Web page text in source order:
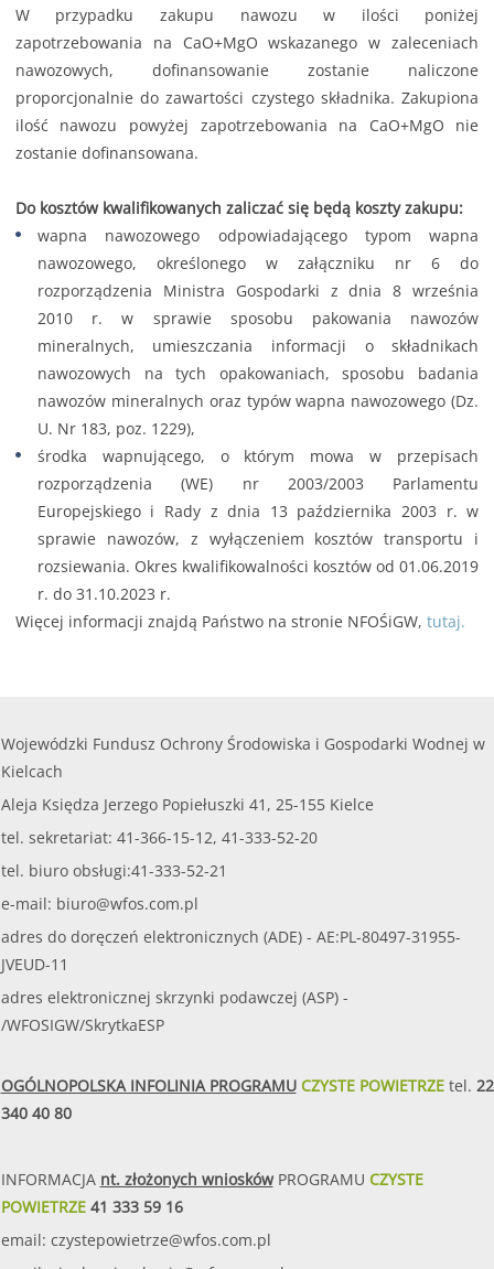
W przypadku zakupu nawozu w ilości poniżej
zapotrzebowania na CaO+MgO wskazanego w zaleceniach
nawozowych, dofinansowanie zostanie naliczone
proporcjonalnie do zawartości czystego składnika. Zakupiona
ilość nawozu powyżej zapotrzebowania na CaO+MgO nie
zostanie dofinansowana.
Do kosztów kwalifikowanych zaliczać się będą koszty zakupu:
wapna nawozowego odpowiadającego typom wapna
nawozowego, określonego w załączniku nr 6 do
rozporządzenia Ministra Gospodarki z dnia 8 września
2010 r. w sprawie sposobu pakowania nawozów
mineralnych, umieszczania informacji o składnikach
nawozowych na tych opakowaniach, sposobu badania
nawozów mineralnych oraz typów wapna nawozowego (Dz.
U. Nr 183, poz. 1229),
środka wapnującego, o którym mowa w przepisach
rozporządzenia (WE) nr 2003/2003 Parlamentu
Europejskiego i Rady z dnia 13 października 2003 r. w
sprawie nawozów, z wyłączeniem kosztów transportu i
rozsiewania. Okres kwalifikowalności kosztów od 01.06.2019
r. do 31.10.2023 r.
Więcej informacji znajdą Państwo na stronie NFOŚiGW, tutaj.
Wojewódzki Fundusz Ochrony Środowiska i Gospodarki Wodnej w
Kielcach
Aleja Księdza Jerzego Popiełuszki 41, 25-155 Kielce
tel. sekretariat: 41-366-15-12, 41-333-52-20
tel. biuro obsługi:41-333-52-21
e-mail: biuro@wfos.com.pl
adres do doręczeń elektronicznych (ADE) - AE:PL-80497-31955-
JVEUD-11
adres elektronicznej skrzynki podawczej (ASP) -
/WFOSIGW/SkrytkaESP
OGÓLNOPOLSKA INFOLINIA PROGRAMUCZYSTE POWIETRZEtel. 22
340 40 80
INFORMACJA nt. złożonych wnioskówPROGRAMU CZYSTE
POWIETRZE41 333 59 16
email: czystepowietrze@wfos.com.pl